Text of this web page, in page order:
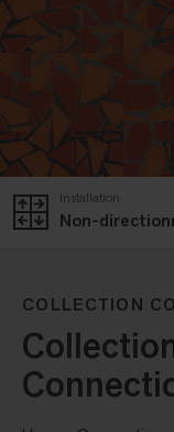
Non-
Installation
COLLECTION